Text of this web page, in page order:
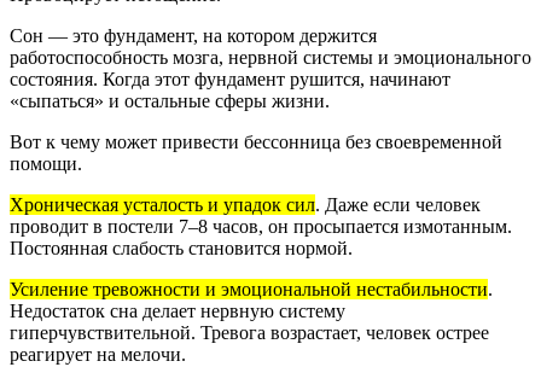
Сон — это фундамент, на котором держится
работоспособность мозга, нервной системы и эмоционального
состояния. Когда этот фундамент рушится, начинают
«сыпаться» и остальные сферы жизни.
Вот к чему может привести бессонница без своевременной
помощи.
Хроническая усталость и упадок сил. Даже если человек
проводит в постели 7–8 часов, он просыпается измотанным.
Постоянная слабость становится нормой.
Усиление тревожности и эмоциональной нестабильности.
Недостаток сна делает нервную систему
гиперчувствительной. Тревога возрастает, человек острее
реагирует на мелочи.